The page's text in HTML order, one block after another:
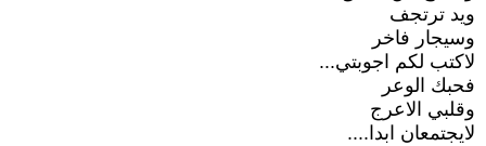
ويد ترتجف
وسيجار فاخر
لاكتب لكم اجوبتي...
فحبك الوعر
وقلبي الاعرج
لايجتمعان ابدا....